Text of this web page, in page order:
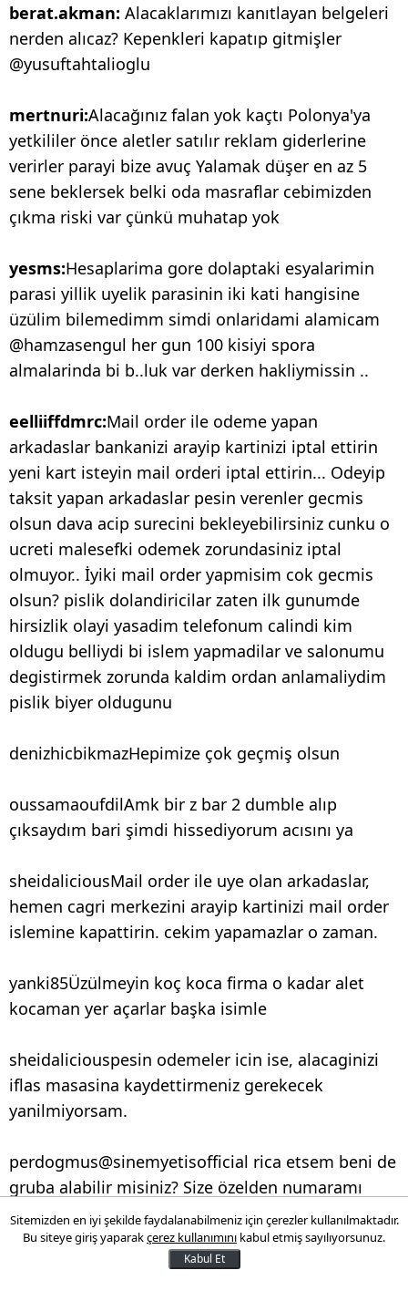
berat.akman: Alacaklarımızı kanıtlayan belgeleri
nerden alıcaz? Kepenkleri kapatıp gitmişler
@yusuftahtalioglu
mertnuri:Alacağınız falan yok kaçtı Polonya'ya
yetkililer önce aletler satılır reklam giderlerine
verirler parayi bize avuç Yalamak düşer en az 5
sene beklersek belki oda masraflar cebimizden
çıkma riski var çünkü muhatap yok
yesms:Hesaplarima gore dolaptaki esyalarimin
parasi yillik uyelik parasinin iki kati hangisine
üzülim bilemedimm simdi onlaridami alamicam
@hamzasengul her gun 100 kisiyi spora
almalarinda bi b..luk var derken hakliymissin ..
eelliiffdmrc:Mail order ile odeme yapan
arkadaslar bankanizi arayip kartinizi iptal ettirin
yeni kart isteyin mail orderi iptal ettirin... Odeyip
taksit yapan arkadaslar pesin verenler gecmis
olsun dava acip surecini bekleyebilirsiniz cunku o
ucreti malesefki odemek zorundasiniz iptal
olmuyor.. İyiki mail order yapmisim cok gecmis
olsun? pislik dolandiricilar zaten ilk gunumde
hirsizlik olayi yasadim telefonum calindi kim
oldugu belliydi bi islem yapmadilar ve salonumu
degistirmek zorunda kaldim ordan anlamaliydim
pislik biyer oldugunu
denizhicbikmazHepimize çok geçmiş olsun
oussamaoufdilAmk bir z bar 2 dumble alıp
çıksaydım bari şimdi hissediyorum acısını ya
sheidaliciousMail order ile uye olan arkadaslar,
hemen cagri merkezini arayip kartinizi mail order
islemine kapattirin. cekim yapamazlar o zaman.
yanki85Üzülmeyin koç koca firma o kadar alet
kocaman yer açarlar başka isimle
sheidaliciouspesin odemeler icin ise, alacaginizi
iflas masasina kaydettirmeniz gerekecek
yanilmiyorsam.
perdogmus@sinemyetisofficial rica etsem beni de
gruba alabilir misiniz? Size özelden numaramı
atsam?
aysu.acarturk@mstfapolat burda da konusmalar
Sitemizden en iyi şekilde faydalanabilmeniz için çerezler kullanılmaktadır.
Bu siteye giriş yaparakçerez kullanımını kabul etmiş sayılıyorsunuz.
Kabul Et